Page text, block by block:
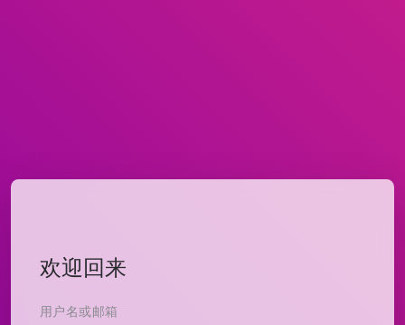
欢迎回来